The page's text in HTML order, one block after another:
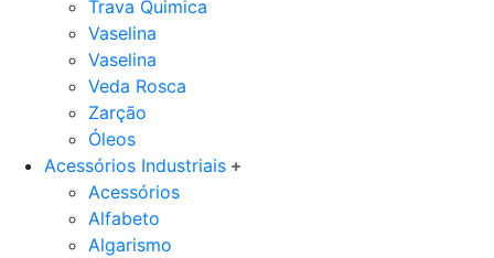
Trava Quimica
Vaselina
Vaselina
Veda Rosca
Zarção
Óleos
Acessórios Industriais
Acessórios
Alfabeto
Algarismo